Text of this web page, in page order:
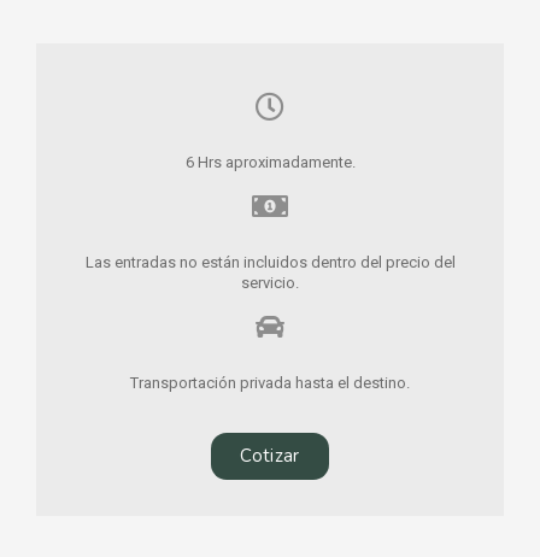
6 Hrs aproximadamente.
Las entradas no están incluidos dentro del precio del
servicio.
Transportación privada hasta el destino.
Cotizar